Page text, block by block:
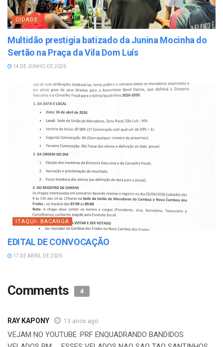
CIDADE
Multidão prestigia batizado da Junina Mocinha do
Sertão na Praça da Vila Dom Luís
14 DE JUNHO DE 2026
ITAQUI- BACANGA
EDITAL DE CONVOCAÇÃO
17 DE ABRIL DE 2026
Comments 4
RAY KAPONY 13 anos ago
VEJAM NO YOUTUBE :PRF ENQUADRANDO BANDIDOS